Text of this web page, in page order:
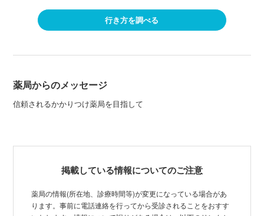
行き方を調べる
薬局からのメッセージ
信頼されるかかりつけ薬局を目指して
掲載している情報についてのご注意
薬局の情報(所在地、診療時間等)が変更になっている場合があ
ります。事前に電話連絡を行ってから受診されることをおすす